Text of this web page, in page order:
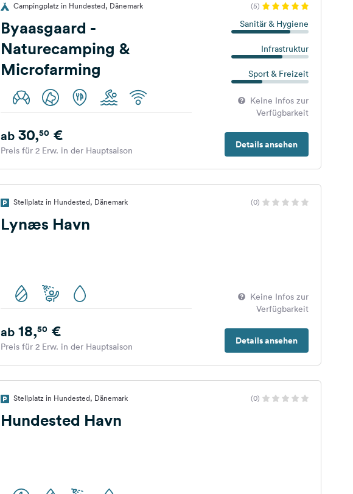
Campingplatz in Hundested, Dänemark (5)
Byaasgaard -
Naturecamping &
Microfarming
Sanitär & Hygiene
Infrastruktur
Sport & Freizeit
Keine Infos zur
Verfügbarkeit
Details ansehen
ab30,50€
Preis für 2 Erw. in der Hauptsaison
Stellplatz in Hundested, Dänemark (0)
Lynæs Havn
Keine Infos zur
Verfügbarkeit
Details ansehen
ab18,50€
Preis für 2 Erw. in der Hauptsaison
Stellplatz in Hundested, Dänemark (0)
Hundested Havn